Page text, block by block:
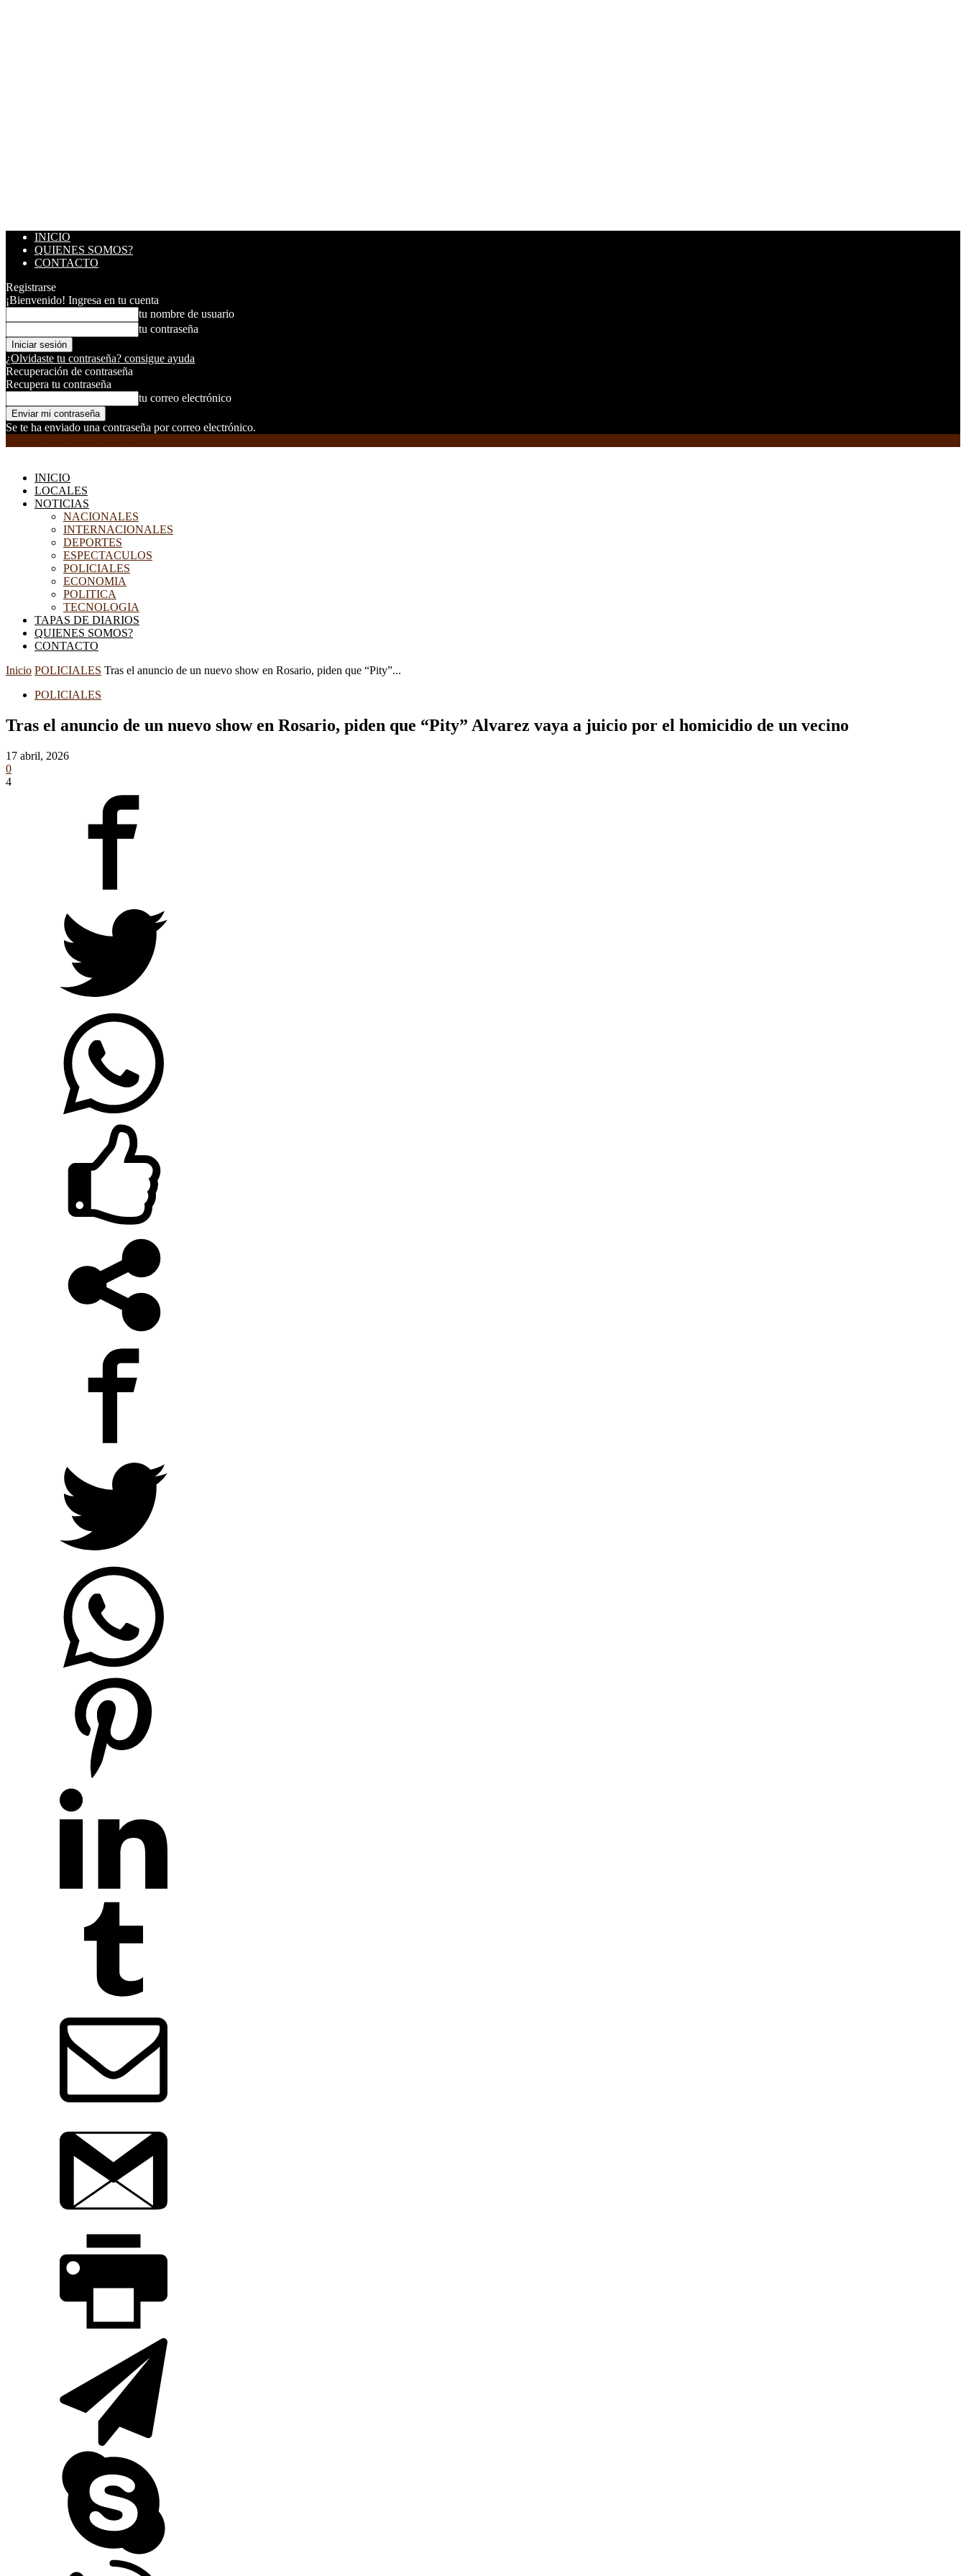
INICIO
QUIENES SOMOS?
CONTACTO
Registrarse
¡Bienvenido! Ingresa en tu cuenta
tu nombre de usuario
tu contraseña
¿Olvidaste tu contraseña? consigue ayuda
Recuperación de contraseña
Recupera tu contraseña
tu correo electrónico
Se te ha enviado una contraseña por correo electrónico.
INICIO
LOCALES
NOTICIAS
NACIONALES
INTERNACIONALES
DEPORTES
ESPECTACULOS
POLICIALES
ECONOMIA
POLITICA
TECNOLOGIA
TAPAS DE DIARIOS
QUIENES SOMOS?
CONTACTO
Inicio POLICIALES Tras el anuncio de un nuevo show en Rosario, piden que “Pity”...
POLICIALES
Tras el anuncio de un nuevo show en Rosario, piden que “Pity” Alvarez vaya a juicio por el homicidio de un vecino
17 abril, 2026
0
4